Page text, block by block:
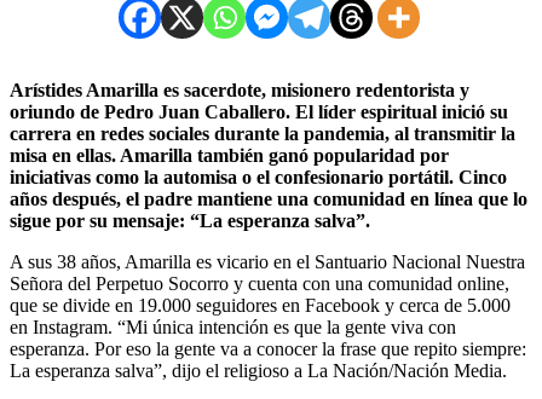
Arístides Amarilla es sacerdote, misionero redentorista y
oriundo de Pedro Juan Caballero. El líder espiritual inició su
carrera en redes sociales durante la pandemia, al transmitir la
misa en ellas. Amarilla también ganó popularidad por
iniciativas como la automisa o el confesionario portátil. Cinco
años después, el padre mantiene una comunidad en línea que lo
sigue por su mensaje: “La esperanza salva”.
A sus 38 años, Amarilla es vicario en el Santuario Nacional Nuestra
Señora del Perpetuo Socorro y cuenta con una comunidad online,
que se divide en 19.000 seguidores en Facebook y cerca de 5.000
en Instagram. “Mi única intención es que la gente viva con
esperanza. Por eso la gente va a conocer la frase que repito siempre:
La esperanza salva”, dijo el religioso a La Nación/Nación Media.